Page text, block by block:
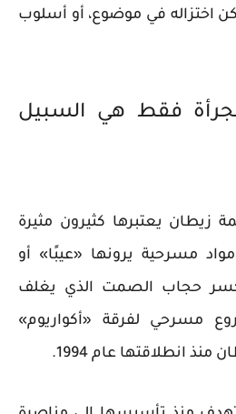
اختزاله في موضوع، أو أسلوب
فقط هي السبيل
زيطان يعتبرها كثيرون مثيرة
مسرحية يرونها «عيبًا» أو
حجاب الصمت الذي يغلف
مسرحي لفرقة «أكواريوم»
انطلاقتها عام 1994.